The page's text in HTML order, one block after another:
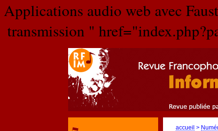
Applications audio web avec
transmission "
accueil >